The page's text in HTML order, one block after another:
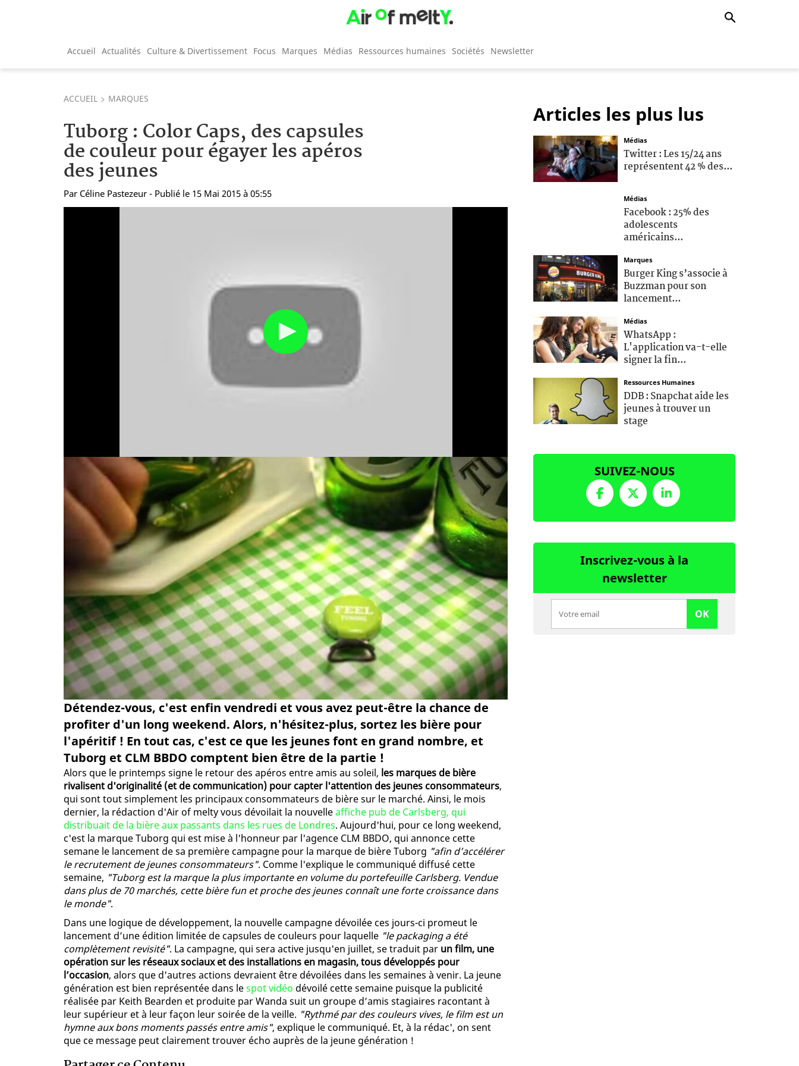
Accueil Actualités Culture & Divertissement Focus Marques Médias Ressources humaines Sociétés Newsletter
ACCUEIL MARQUES
Tuborg : Color Caps, des capsules
de couleur pour égayer les apéros
des jeunes
Par Céline Pastezeur - Publié le 15 Mai 2015 à 05:55
Détendez-vous, c'est enfin vendredi et vous avez peut-être la chance de
profiter d'un long weekend. Alors, n'hésitez-plus, sortez les bière pour
l'apéritif ! En tout cas, c'est ce que les jeunes font en grand nombre, et
Tuborg et CLM BBDO comptent bien être de la partie !
Alors que le printemps signe le retour des apéros entre amis au soleil, les marques de bière
rivalisent d'originalité (et de communication) pour capter l'attention des jeunes consommateurs,
qui sont tout simplement les principaux consommateurs de bière sur le marché. Ainsi, le mois
dernier, la rédaction d'Air of melty vous dévoilait la nouvelleaffiche pub de Carlsberg, qui
distribuait de la bière aux passants dans les rues de Londres. Aujourd'hui, pour ce long weekend,
c'est la marque Tuborg qui est mise à l'honneur par l'agence CLM BBDO, qui annonce cette
semane le lancement de sa première campagne pour la marque de bière Tuborg "afin d’accélérer
le recrutement de jeunes consommateurs". Comme l'explique le communiqué diffusé cette
semaine, "Tuborg est la marque la plus importante en volume du portefeuille Carlsberg. Vendue
dans plus de 70 marchés, cette bière fun et proche des jeunes connaît une forte croissance dans
le monde".
Dans une logique de développement, la nouvelle campagne dévoilée ces jours-ci promeut le
lancement d’une édition limitée de capsules de couleurs pour laquelle "le packaging a été
complètement revisité". La campagne, qui sera active jusqu'en juillet, se traduit par un film, une
opération sur les réseaux sociaux et des installations en magasin, tous développés pour
l’occasion, alors que d'autres actions devraient être dévoilées dans les semaines à venir. La jeune
génération est bien représentée dans lespot vidéo dévoilé cette semaine puisque la publicité
réalisée par Keith Bearden et produite par Wanda suit un groupe d’amis stagiaires racontant à
leur supérieur et à leur façon leur soirée de la veille. "Rythmé par des couleurs vives, le film est un
hymne aux bons moments passés entre amis", explique le communiqué. Et, à la rédac', on sent
que ce message peut clairement trouver écho auprès de la jeune génération !
Articles les plus lus
Médias
Twitter : Les 15/24 ans
représentent 42 % des...
Médias
Facebook : 25% des
adolescents
américains...
Marques
Burger King s’associe à
Buzzman pour son
lancement...
Médias
WhatsApp :
L'application va-t-elle
signer la fin...
Ressources Humaines
DDB : Snapchat aide les
jeunes à trouver un
stage
SUIVEZ-NOUS
Inscrivez-vous à la
newsletter
OK